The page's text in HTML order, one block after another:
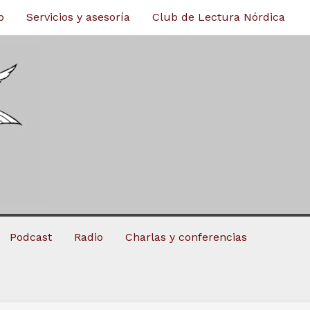
Servicios y asesoría Club de Lectura Nórdica
Podcast Radio Charlas y conferencias